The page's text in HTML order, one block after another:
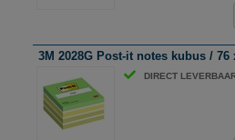
3M 2028G Post-it notes kubus /
DIRECT